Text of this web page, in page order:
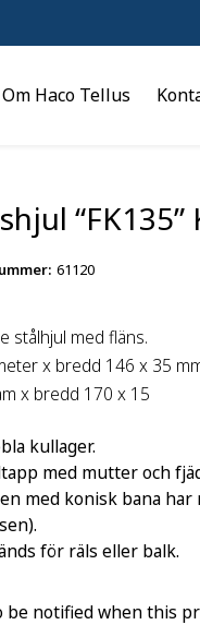
Om Haco Tellus
: 61120
stålhjul med fläns.
x bredd 146 x 35
x bredd 170 x 15
kullager.
med mutter och
med konisk bana har
för räls eller balk.
be notified when this